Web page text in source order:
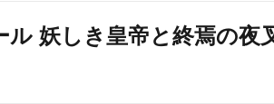
ル 妖しき皇帝と終焉の夜